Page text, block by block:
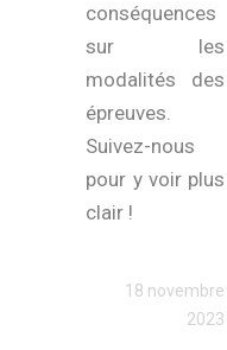
conséquences
sur les
modalités des
épreuves.
Suivez-nous
pour y voir plus
clair !
18 novembre
2023